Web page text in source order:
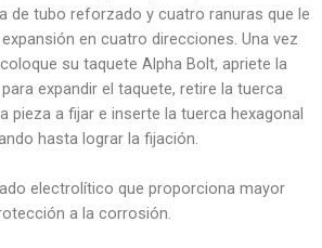
de tubo reforzado y cuatro ranuras que le
en cuatro direcciones. Una vez
su taquete Alpha Bolt, apriete la
expandir el taquete, retire la tuerca
pieza a fijar e inserte la tuerca hexagonal
hasta lograr la fijación.
electrolítico que proporciona mayor
a la corrosión.